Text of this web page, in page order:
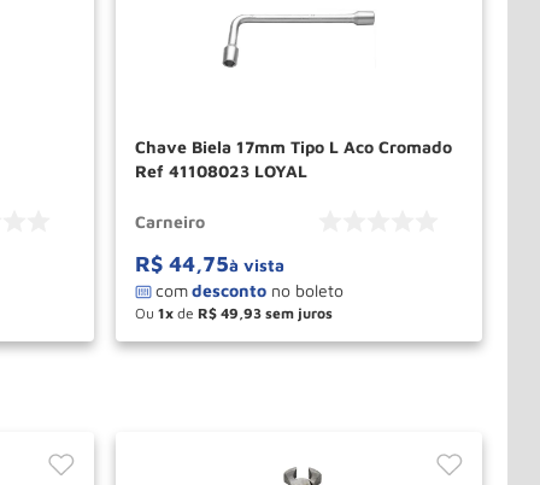
Chave Biela 17mm Tipo L Aco Cromado
Ref 41108023 LOYAL
Carneiro
R$ 44,75à vista
Ou 1 de R$ 49 93
＋
－ COMPRAR